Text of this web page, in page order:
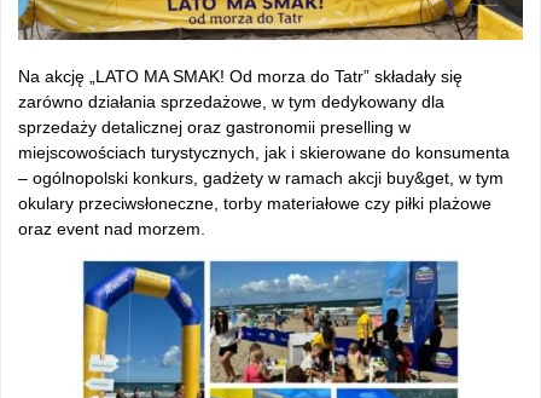
Na akcję „LATO MA SMAK! Od morza do Tatr” składały się
zarówno działania sprzedażowe, w tym dedykowany dla
sprzedaży detalicznej oraz gastronomii preselling w
miejscowościach turystycznych, jak i skierowane do konsumenta
– ogólnopolski konkurs, gadżety w ramach akcji buy&get, w tym
okulary przeciwsłoneczne, torby materiałowe czy piłki plażowe
oraz event nad morzem.